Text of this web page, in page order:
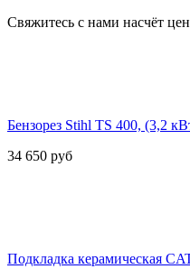
Свяжитесь с нами насчёт
Бензорез Stihl TS 400, (3,2
34 650 руб
Подкладка керамическая